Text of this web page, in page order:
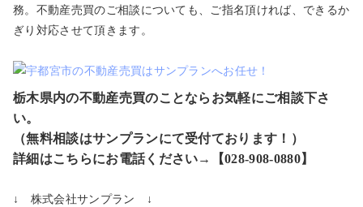
務。不動産売買のご相談についても、ご指名頂ければ、できるか
ぎり対応させて頂きます。
栃木県内の不動産売買のことならお気軽にご相談下さ
い。
（無料相談はサンプランにて受付ております！）
詳細はこちらにお電話ください→【028-908-0880】
↓ 株式会社サンプラン ↓